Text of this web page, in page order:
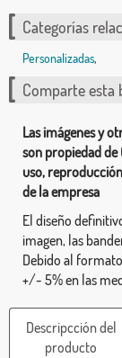
Categorías
Personalizadas,
Comparte esta
Las imágenes y
son propiedad
uso,
de la empresa
El diseño
imagen, las
Debido al
+/- 5% en las
Descripcción del
producto